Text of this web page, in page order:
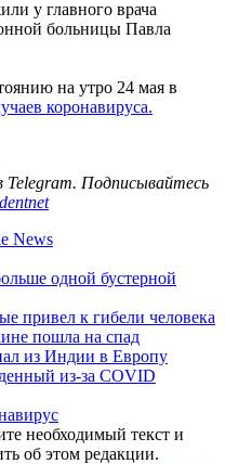
у главного врача
больницы Павла
на утро 24 мая в
коронавируса.
Telegram. Подписывайтесь
News
одной бустерной
привел к гибели человека
пошла на спад
из Индии в Европу
из-за COVID
необходимый текст и
об этом редакции.